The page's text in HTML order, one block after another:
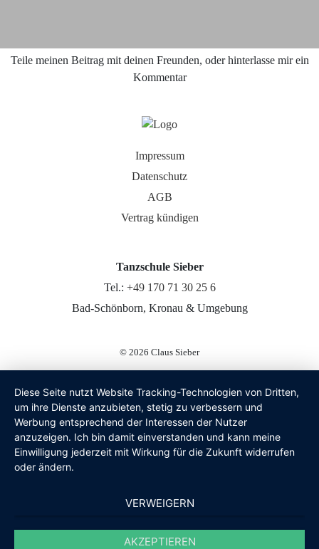
Teile meinen Beitrag mit deinen Freunden, oder hinterlasse mir ein
Kommentar
Impressum
Datenschutz
AGB
Vertrag kündigen
Tanzschule Sieber
Tel.: +49 170 71 30 25 6
Bad-Schönborn, Kronau & Umgebung
© 2026 Claus Sieber
Diese Seite nutzt Website Tracking-Technologien von Dritten,
um ihre Dienste anzubieten, stetig zu verbessern und
Werbung entsprechend der Interessen der Nutzer
anzuzeigen. Ich bin damit einverstanden und kann meine
Einwilligung jederzeit mit Wirkung für die Zukunft widerrufen
oder ändern.
VERWEIGERN
AKZEPTIEREN